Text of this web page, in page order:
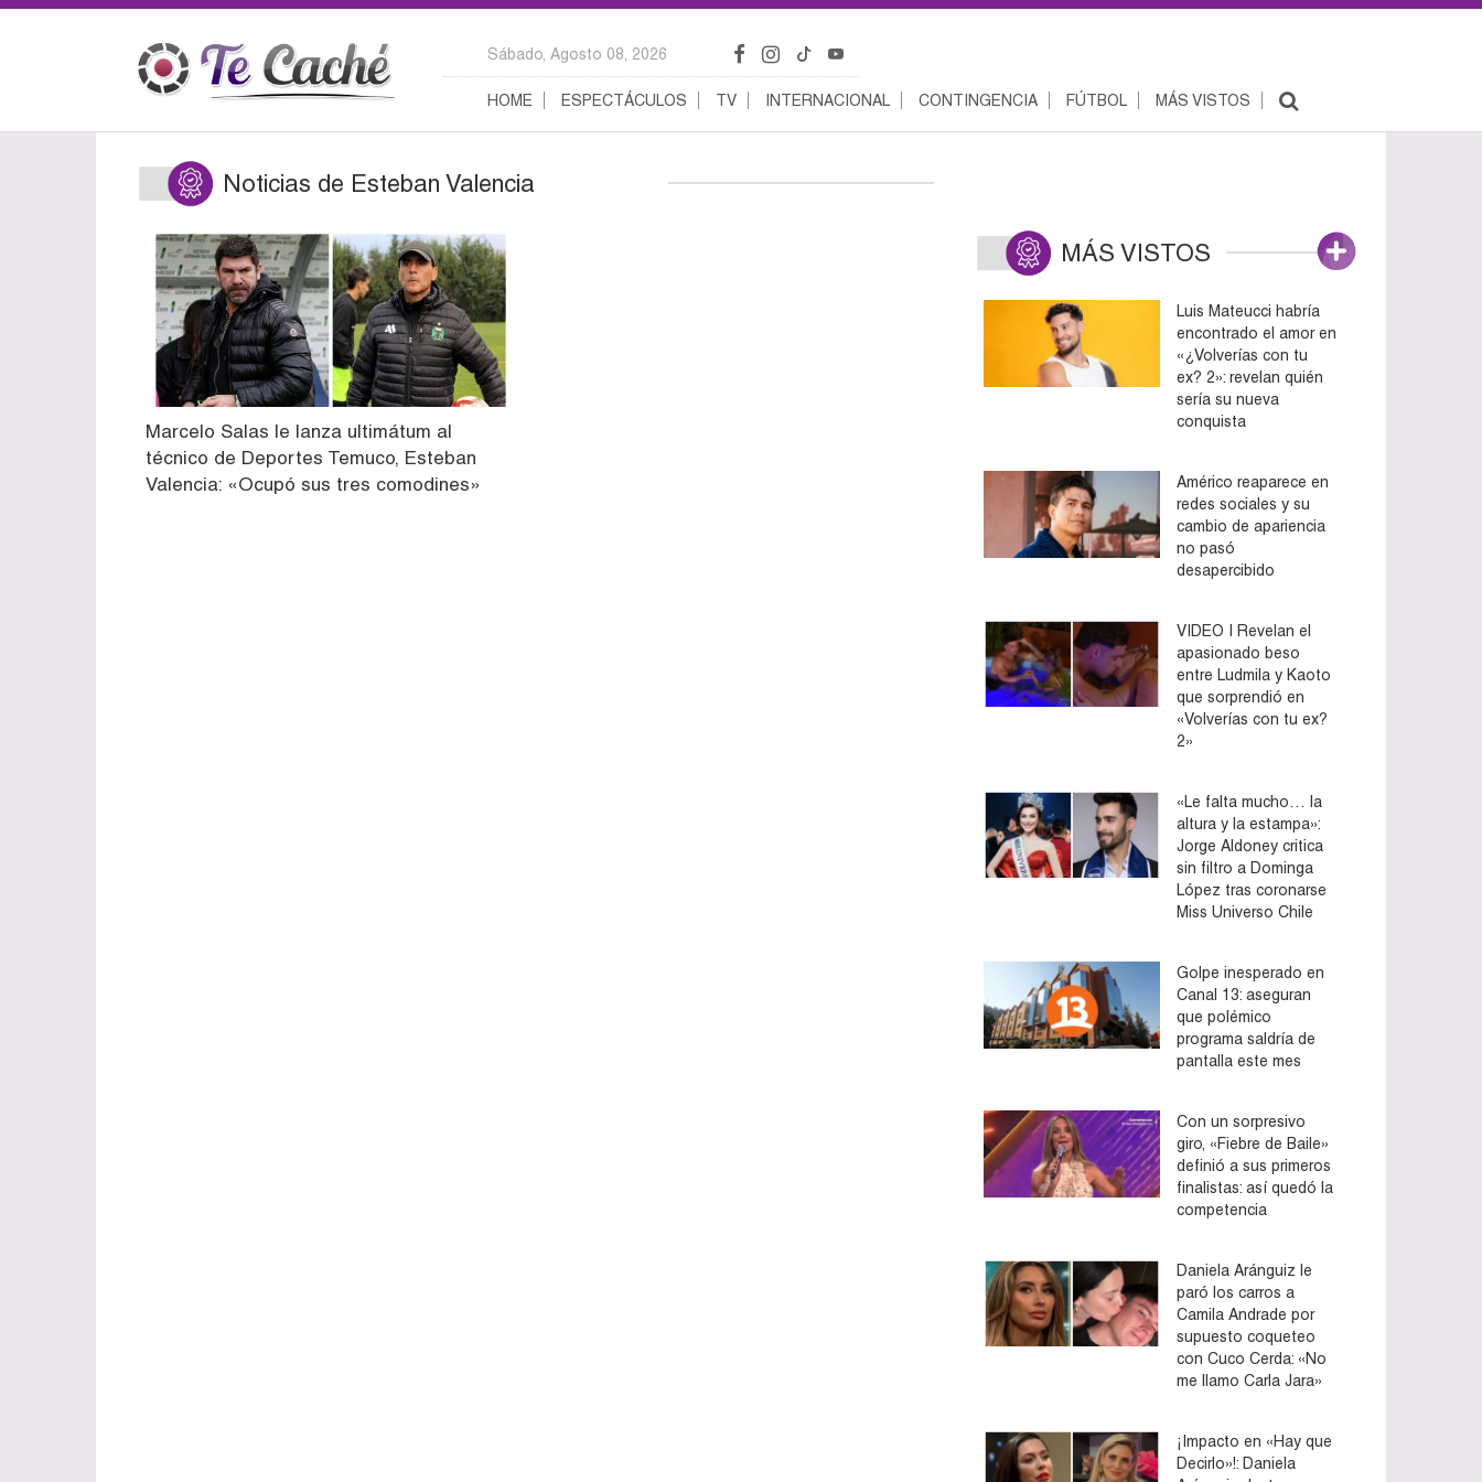
Sábado, Agosto 08, 2026
HOME ESPECTÁCULOS TV INTERNACIONAL CONTINGENCIA FÚTBOL MÁS VISTOS
Noticias de Esteban Valencia
Marcelo Salas le lanza ultimátum al
técnico de Deportes Temuco, Esteban
Valencia: «Ocupó sus tres comodines»
MÁS VISTOS
Luis Mateucci habría
encontrado el amor en
«¿Volverías con tu
ex? 2»: revelan quién
sería su nueva
conquista
Américo reaparece en
redes sociales y su
cambio de apariencia
no pasó
desapercibido
VIDEO | Revelan el
apasionado beso
entre Ludmila y Kaoto
que sorprendió en
«Volverías con tu ex?
2»
«Le falta mucho… la
altura y la estampa»:
Jorge Aldoney critica
sin filtro a Dominga
López tras coronarse
Miss Universo Chile
Golpe inesperado en
Canal 13: aseguran
que polémico
programa saldría de
pantalla este mes
Con un sorpresivo
giro, «Fiebre de Baile»
definió a sus primeros
finalistas: así quedó la
competencia
Daniela Aránguiz le
paró los carros a
Camila Andrade por
supuesto coqueteo
con Cuco Cerda: «No
me llamo Carla Jara»
¡Impacto en «Hay que
Decirlo»!: Daniela